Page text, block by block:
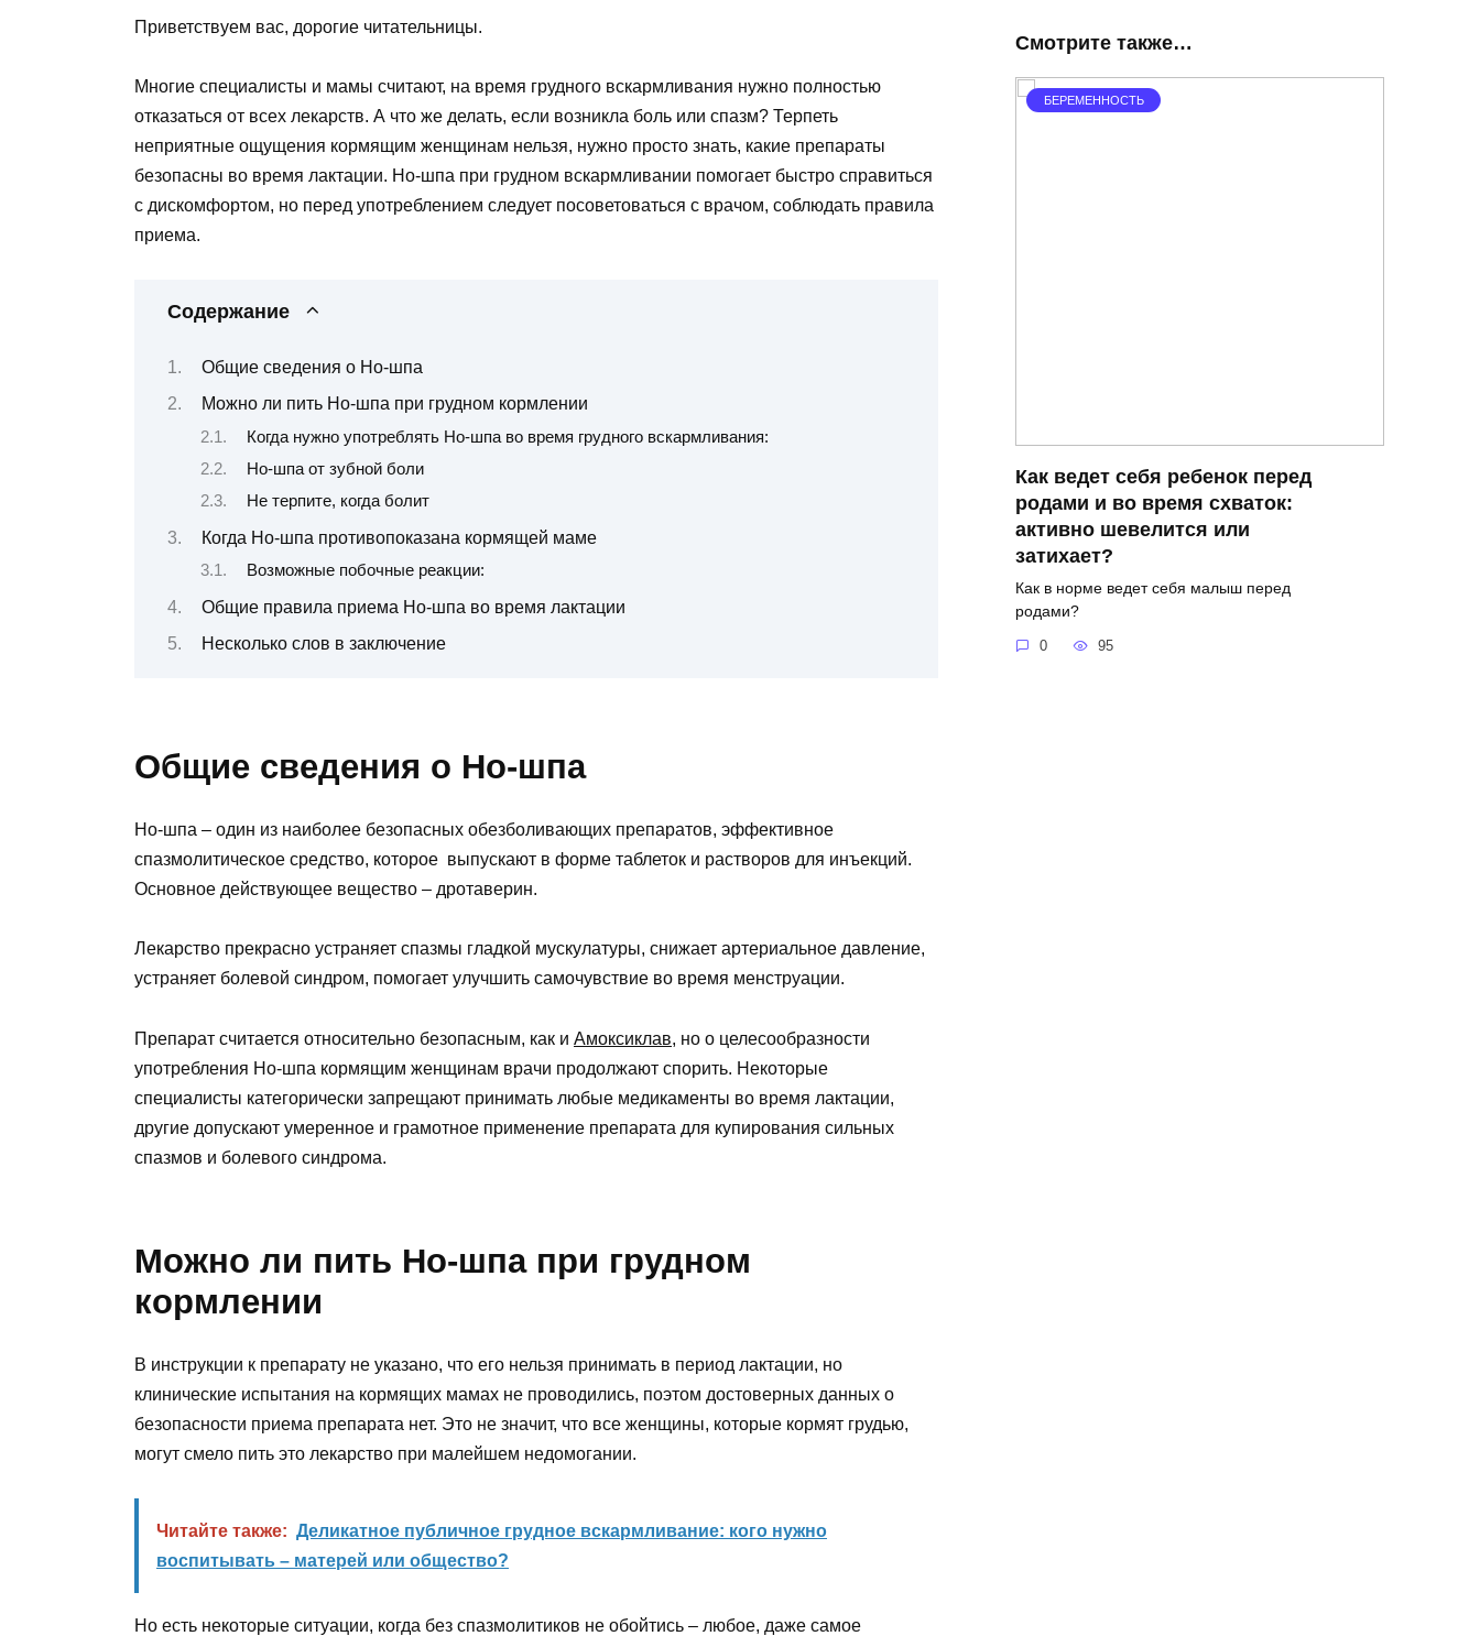
Приветствуем вас, дорогие читательницы.
Многие специалисты и мамы считают, на время грудного вскармливания нужно полностью
отказаться от всех лекарств. А что же делать, если возникла боль или спазм? Терпеть
неприятные ощущения кормящим женщинам нельзя, нужно просто знать, какие препараты
безопасны во время лактации. Но-шпа при грудном вскармливании помогает быстро справиться
с дискомфортом, но перед употреблением следует посоветоваться с врачом, соблюдать правила
приема.
Содержание
Общие сведения о Но-шпа
Можно ли пить Но-шпа при грудном кормлении
Когда нужно употреблять Но-шпа во время грудного вскармливания:
Но-шпа от зубной боли
Не терпите, когда болит
Когда Но-шпа противопоказана кормящей маме
Возможные побочные реакции:
Общие правила приема Но-шпа во время лактации
Несколько слов в заключение
Общие сведения о Но-шпа
Но-шпа – один из наиболее безопасных обезболивающих препаратов, эффективное
спазмолитическое средство, которое выпускают в форме таблеток и растворов для инъекций.
Основное действующее вещество – дротаверин.
Лекарство прекрасно устраняет спазмы гладкой мускулатуры, снижает артериальное давление,
устраняет болевой синдром, помогает улучшить самочувствие во время менструации.
Препарат считается относительно безопасным, как и Амоксиклав, но о целесообразности
употребления Но-шпа кормящим женщинам врачи продолжают спорить. Некоторые
специалисты категорически запрещают принимать любые медикаменты во время лактации,
другие допускают умеренное и грамотное применение препарата для купирования сильных
спазмов и болевого синдрома.
Можно ли пить Но-шпа при грудном
кормлении
В инструкции к препарату не указано, что его нельзя принимать в период лактации, но
клинические испытания на кормящих мамах не проводились, поэтом достоверных данных о
безопасности приема препарата нет. Это не значит, что все женщины, которые кормят грудью,
могут смело пить это лекарство при малейшем недомогании.
Читайте также: Деликатное публичное грудное вскармливание: кого нужно
воспитывать – матерей или общество?
Но есть некоторые ситуации, когда без спазмолитиков не обойтись – любое, даже самое
Смотрите также…
БЕРЕМЕННОСТЬ
Как ведет себя ребенок перед
родами и во время схваток:
активно шевелится или
затихает?
Как в норме ведет себя малыш перед
родами?
0 95